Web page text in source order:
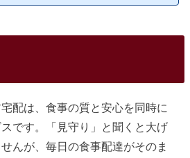
て！ショクブンの見守りサービスとはショクブ
見守りサービスの仕組みのコツがわかってスッ
配は、食事の質と安心を同時に
です。「見守り」と聞くと大げ
んが、毎日の食事配達がそのま